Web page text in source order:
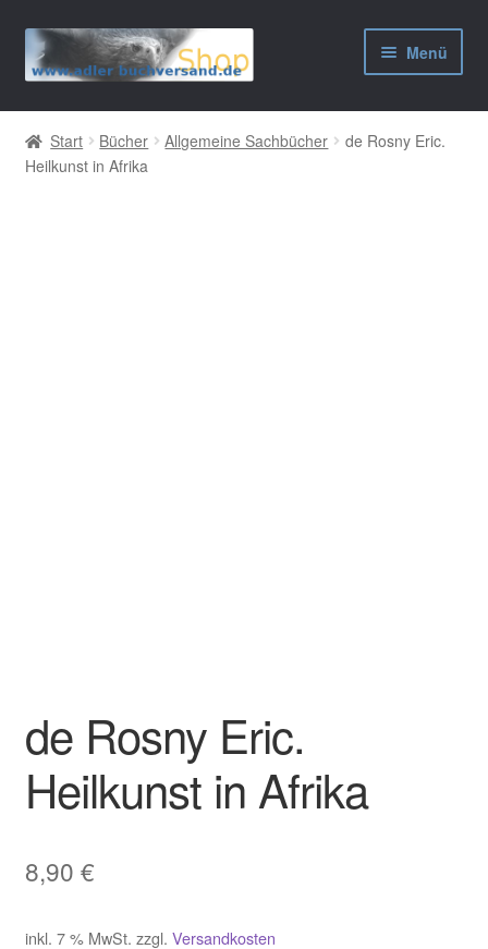
Zur
Navigation
Zum
Inhalt
Menü
AGB
Widerrufsbelehrung
Start Bücher Allgemeine Sachbücher
de Rosny Eric.
Heilkunst in Afrika
de Rosny Eric.
Heilkunst in Afrika
8,90 €
inkl. 7 % MwSt. zzgl. Versandkosten